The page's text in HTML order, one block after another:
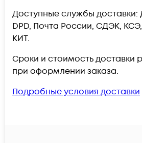
Доступные службы доставки:
DPD, Почта России, СДЭК,
КИТ.
Сроки и стоимость доставки
при оформлении заказа.
Подробные условия доставки